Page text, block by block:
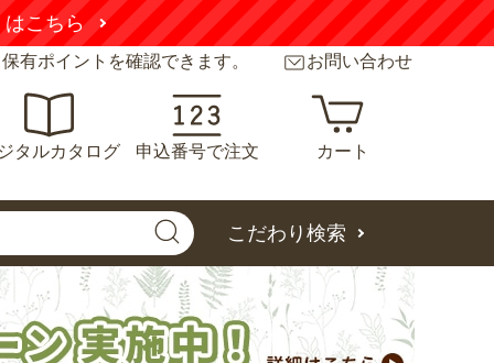
はこちら
有ポイントを確認できます。 お問い合わせ
タルカタログ 申込番号で注文 カート
こだわり検索